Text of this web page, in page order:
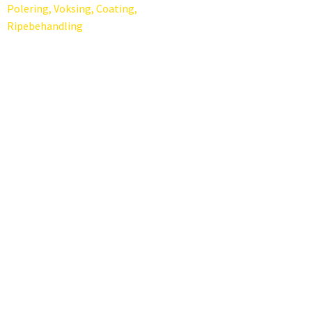
Polering, Voksing, Coating,
Ripebehandling